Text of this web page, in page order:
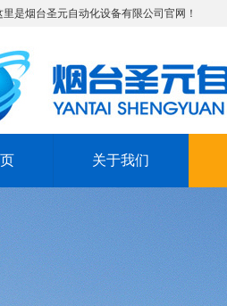
是烟台圣元自动化设备有限公司官网！
关于我们